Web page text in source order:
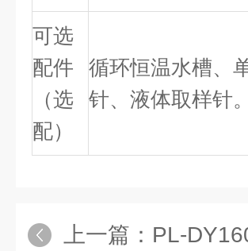
可选
配件
（选
配）
循环恒温水槽、
针、液体取样针
上一篇： PL-